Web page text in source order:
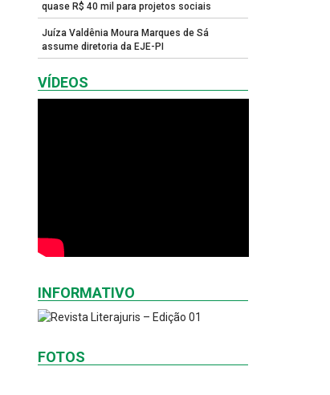
quase R$ 40 mil para projetos sociais
Juíza Valdênia Moura Marques de Sá
assume diretoria da EJE-PI
VÍDEOS
INFORMATIVO
FOTOS